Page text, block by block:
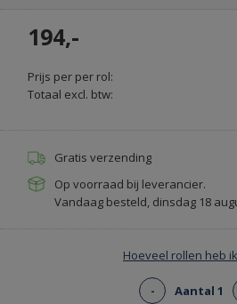
KARPETTEN
KARPETTENVOORDELIG
194,-
Prijs per per rol:
Totaal excl. btw:
Gratis verzending
Op voorraad bij leverancier.
Vandaag besteld, dinsdag 18
Hoeveel rollen heb
- Aantal 1